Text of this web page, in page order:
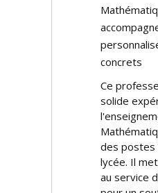
concrets
Ce
solide
des postes
lycée. Il
au service